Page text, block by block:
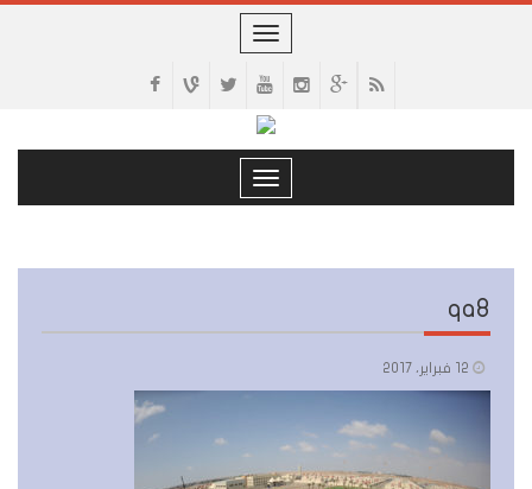
Toggle
Toggle
navigation
qa8
12 فبراير، 2017